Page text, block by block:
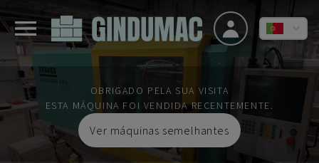
OBRIGADO PELA SUA VISITA
ESTA MÁQUINA FOI VENDIDA RECENTEMENTE.
Ver máquinas semelhantes